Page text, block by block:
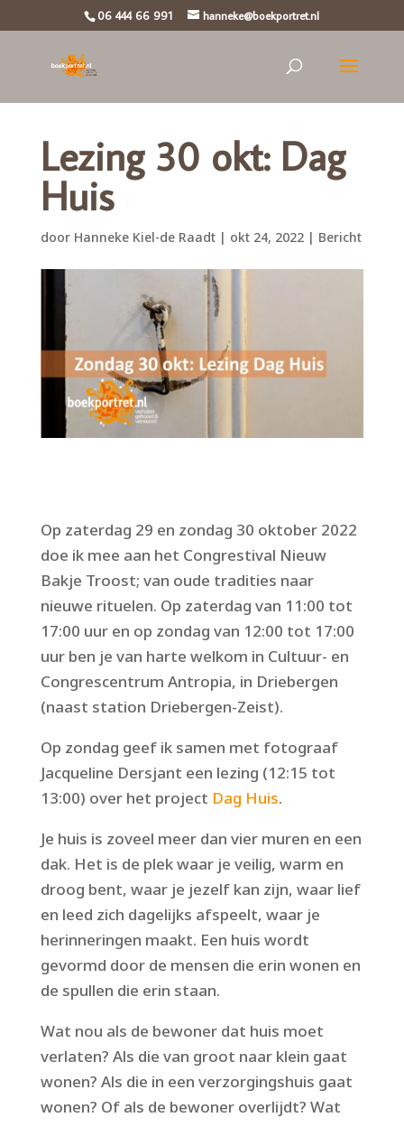
06 444 66 991 hanneke@boekportret.nl
Lezing 30 okt: Dag
Huis
door Hanneke Kiel-de Raadt| okt 24, 2022| Bericht
Op zaterdag 29 en zondag 30 oktober 2022
doe ik mee aan het Congrestival Nieuw
Bakje Troost; van oude tradities naar
nieuwe rituelen. Op zaterdag van 11:00 tot
17:00 uur en op zondag van 12:00 tot 17:00
uur ben je van harte welkom in Cultuur- en
Congrescentrum Antropia, in Driebergen
(naast station Driebergen-Zeist).
Op zondag geef ik samen met fotograaf
Jacqueline Dersjant een lezing (12:15 tot
13:00) over het project Dag Huis.
Je huis is zoveel meer dan vier muren en een
dak. Het is de plek waar je veilig, warm en
droog bent, waar je jezelf kan zijn, waar lief
en leed zich dagelijks afspeelt, waar je
herinneringen maakt. Een huis wordt
gevormd door de mensen die erin wonen en
de spullen die erin staan.
Wat nou als de bewoner dat huis moet
verlaten? Als die van groot naar klein gaat
wonen? Als die in een verzorgingshuis gaat
wonen? Of als de bewoner overlijdt? Wat